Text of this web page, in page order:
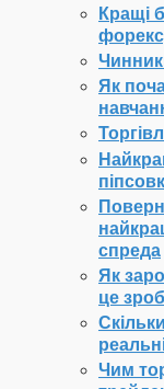
Кращі
Як
спреда
Як
це
Чим